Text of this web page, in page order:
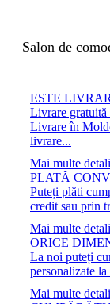
Salon de
ESTE
Livrare gratuită
Livrare în
livrare...
Mai multe
PLATĂ
Puteți plăti
credit sau prin
Mai multe
ORICE
La noi puteți
personalizate
Mai multe